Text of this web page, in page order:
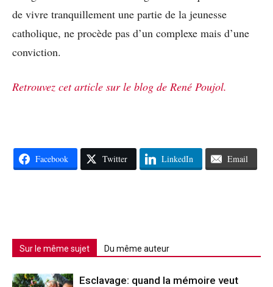
de vivre tranquillement une partie de la jeunesse
catholique, ne procède pas d’un complexe mais d’une
conviction.
Retrouvez cet article sur le blog de René Poujol.
Facebook Twitter LinkedIn Email
Sur le même sujet Du même auteur
Esclavage: quand la mémoire veut